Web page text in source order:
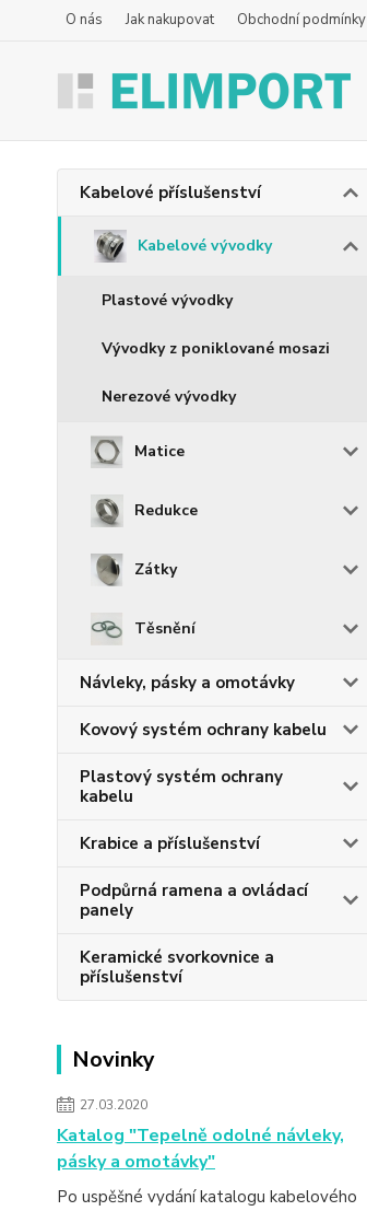
O nás Jak nakupovat Obchodní podmínky
Kabelové příslušenství
Kabelové vývodky
Plastové vývodky
Vývodky z poniklované mosazi
Nerezové vývodky
Matice
Redukce
Zátky
Těsnění
Návleky, pásky a omotávky
Kovový systém ochrany kabelu
Plastový systém ochrany
kabelu
Krabice a příslušenství
Podpůrná ramena a ovládací
panely
Keramické svorkovnice a
příslušenství
Novinky
27.03.2020
Katalog "Tepelně odolné návleky,
pásky a omotávky"
Po uspěšné vydání katalogu kabelového